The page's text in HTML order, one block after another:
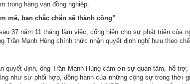
trong hàng vạn đồng nghiệp.
mê, bạn chắc chắn sẽ thành công”
37 năm 11 tháng làm việc, cống hiến cho sự phát triển của
Trần Mạnh Hùng chính thức nhận quyết định nghỉ hưu theo
quyết định, ông Trần Mạnh Hùng cảm ơn sự quan tâm, hỗ
như sự phối hợp, đồng hành của những cộng sự trong thời